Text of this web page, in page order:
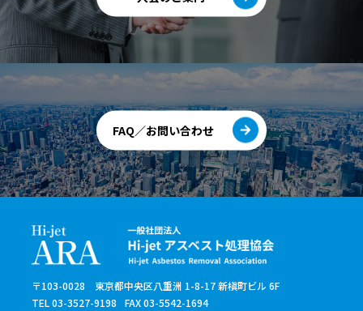
FAQ／お問い合わせ
〒103-0028 東京都中央区八重洲 1-8-17 新槇町ビル 6F
TEL 03-3527-9198
FAX 03-5542-1694